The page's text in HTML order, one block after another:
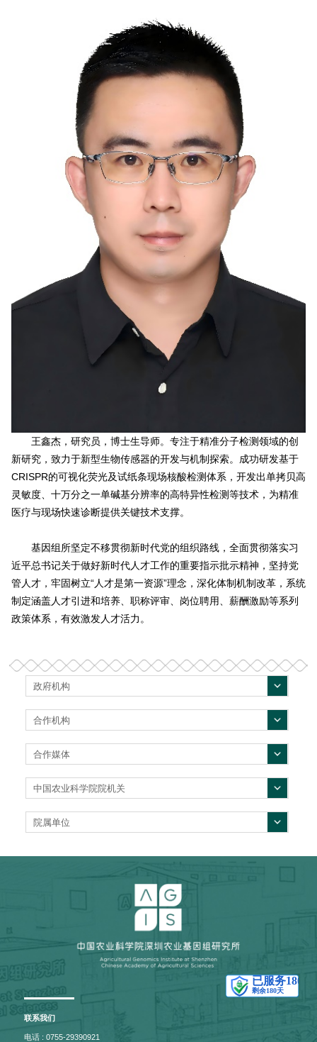
王鑫杰，研究员，博士生导师。专注于精准分子检测领域的创
新研究，致力于新型生物传感器的开发与机制探索。成功研发基于
CRISPR的可视化荧光及试纸条现场核酸检测体系，开发出单拷贝高
灵敏度、十万分之一单碱基分辨率的高特异性检测等技术，为精准
医疗与现场快速诊断提供关键技术支撑。
基因组所坚定不移贯彻新时代党的组织路线，全⾯贯彻落实习
近平总书记关于做好新时代⼈才⼯作的重要指⽰批⽰精神，坚持党
管⼈才，牢固树⽴“⼈才是第⼀资源”理念，深化体制机制改⾰，系统
制定涵盖⼈才引进和培养、职称评审、岗位聘⽤、薪酬激励等系列
政策体系，有效激发⼈才活⼒。
政府机构
合作机构
合作媒体
中国农业科学院院机关
院属单位
联系我们
电话 : 0755-29390921